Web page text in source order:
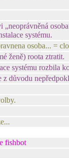
systému.
osoba... =
ženě) roota ztratit.
systému rozbila
důvodu
fishbot